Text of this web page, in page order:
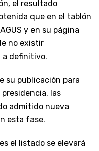
el resultado
que en el tablón
y en su página
no existir
a definitivo.
su publicación para
las
admitido nueva
esta fase.
el listado se elevará